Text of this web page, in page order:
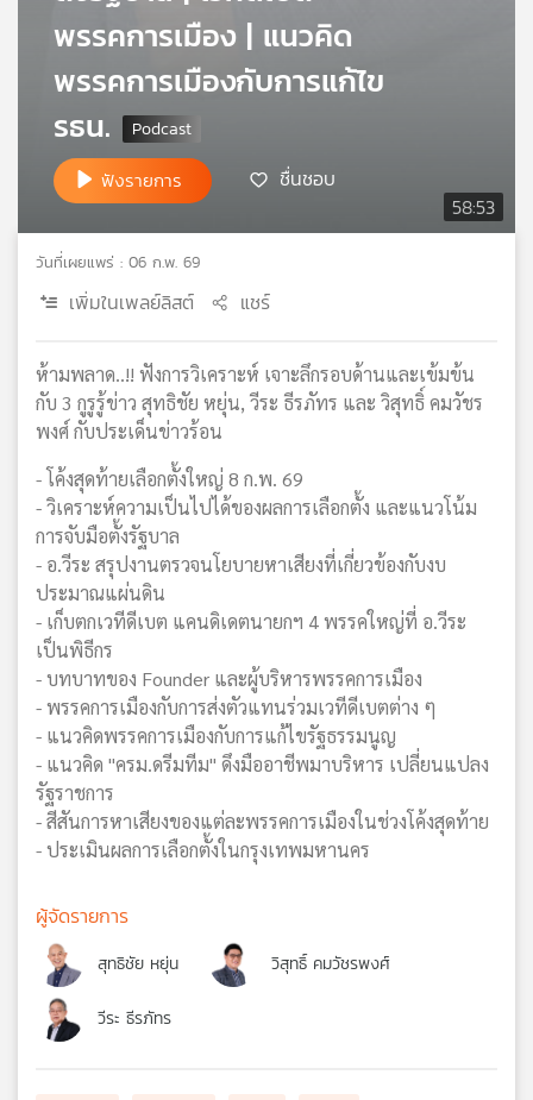
แผนที่
เครือ
58:53
พรรคการเมือง | แนวคิด
พรรคการเมืองกับการแก้ไข
รธน.
ฟังรายการ ชื่นชอบ
วันที่เผยแพร่ : 06 ก.พ. 69
เพิ่มในเพลย์ลิสต์ แชร์
ห้ามพลาด..!! ฟังการวิเคราะห์ เจาะลึกรอบด้านและเข้มข้น
กับ 3 กูรูรู้ข่าว สุทธิชัย หยุ่น, วีระ ธีรภัทร และ วิสุทธิ์ คมวัชร
พงศ์ กับประเด็นข่าวร้อน
- โค้งสุดท้ายเลือกตั้งใหญ่ 8 ก.พ. 69
- วิเคราะห์ความเป็นไปได้ของผลการเลือกตั้ง และแนวโน้ม
การจับมือตั้งรัฐบาล
- อ.วีระ สรุปงานตรวจนโยบายหาเสียงที่เกี่ยวข้องกับงบ
ประมาณแผ่นดิน
- เก็บตกเวทีดีเบต แคนดิเดตนายกฯ 4 พรรคใหญ่ที่ อ.วีระ
เป็นพิธีกร
- บทบาทของ Founder และผู้บริหารพรรคการเมือง
- พรรคการเมืองกับการส่งตัวแทนร่วมเวทีดีเบตต่าง ๆ
- แนวคิดพรรคการเมืองกับการแก้ไขรัฐธรรมนูญ
- แนวคิด "ครม.ดรีมทีม" ดึงมืออาชีพมาบริหาร เปลี่ยนแปลง
รัฐราชการ
- สีสันการหาเสียงของแต่ละพรรคการเมืองในช่วงโค้งสุดท้าย
- ประเมินผลการเลือกตั้งในกรุงเทพมหานคร
ผู้จัดรายการ
สุทธิชัย หยุ่น วิสุทธิ์ คมวัชรพงศ์
วีระ ธีรภัทร